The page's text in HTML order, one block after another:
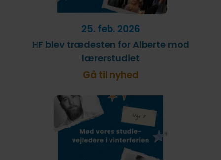
25. feb. 2026
HF blev trædesten for Alberte mod
lærerstudiet
Gå til nyhed